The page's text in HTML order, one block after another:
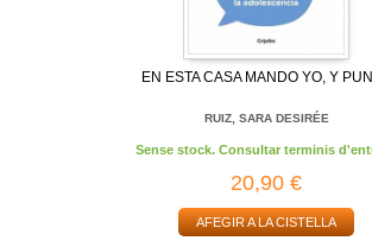
EN ESTA CASA MANDO YO, Y
RUIZ, SARA DESIRÉE
Sense stock. Consultar terminis
20,90 €
AFEGIR A LA CISTELLA